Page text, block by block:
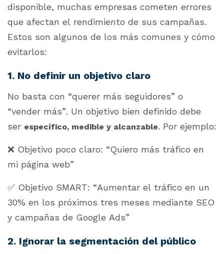
disponible, muchas empresas cometen errores
que afectan el rendimiento de sus campañas.
Estos son algunos de los más comunes y cómo
evitarlos:
1. No definir un objetivo claro
No basta con “querer más seguidores” o
“vender más”. Un objetivo bien definido debe
ser específico, medible y alcanzable. Por ejemplo:
❌ Objetivo poco claro: “Quiero más tráfico en
mi página web”
✅ Objetivo SMART: “Aumentar el tráfico en un
30% en los próximos tres meses mediante SEO
y campañas de Google Ads”
2. Ignorar la segmentación del público